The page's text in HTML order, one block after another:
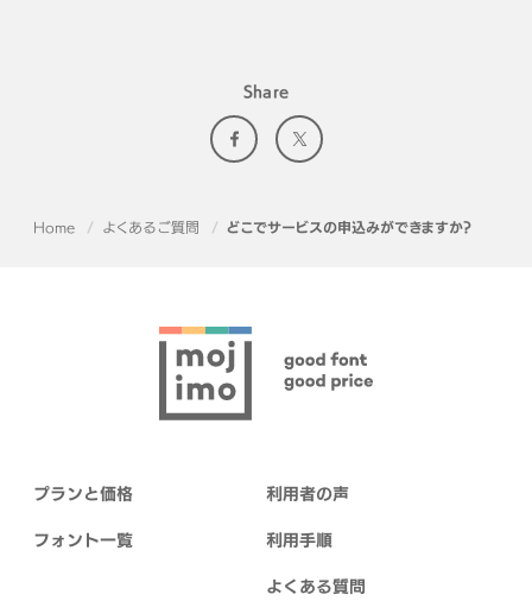
Share
Home よくあるご質問 どこでサービスの申込みができますか？
プランと価格
フォント一覧
利用者の声
利用手順
よくある質問